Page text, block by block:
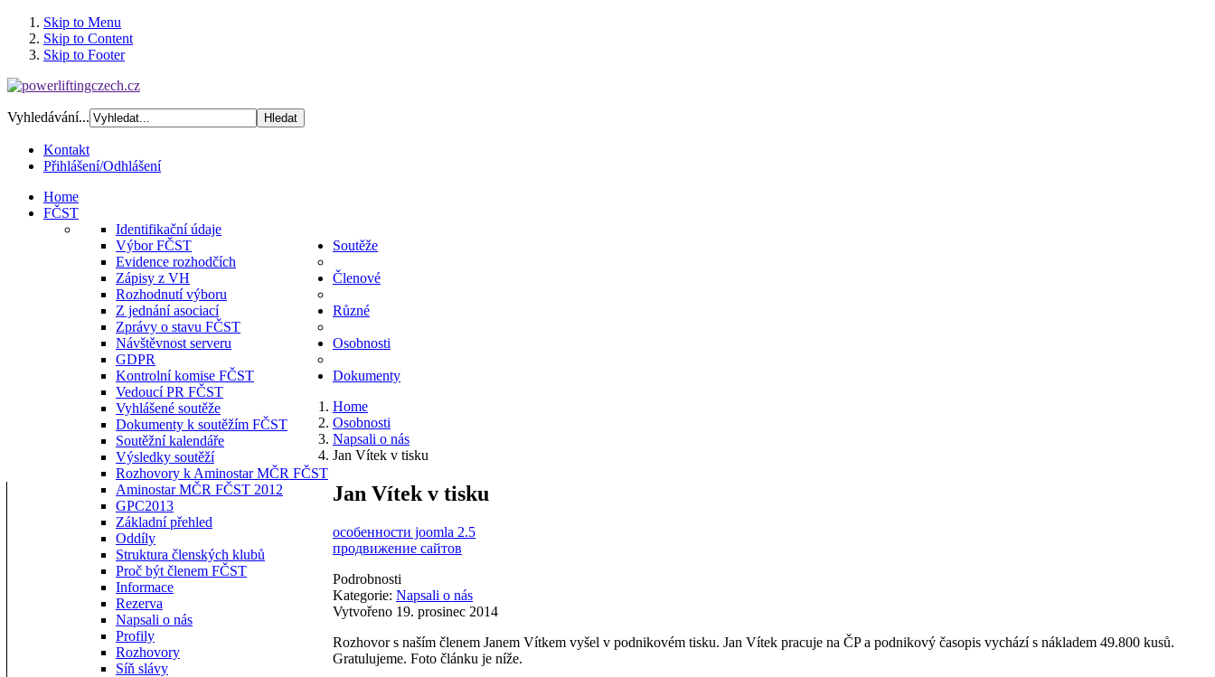
Skip to Menu
Skip to Content
Skip to Footer
Vyhledávání...
Kontakt
Přihlášení/Odhlášení
Home
FČST
Identifikační údaje
Výbor FČST
Evidence rozhodčích
Zápisy z VH
Rozhodnutí výboru
Z jednání asociací
Zprávy o stavu FČST
Návštěvnost serveru
GDPR
Kontrolní komise FČST
Vedoucí PR FČST
Soutěže
Vyhlášené soutěže
Dokumenty k soutěžím FČST
Soutěžní kalendáře
Výsledky soutěží
Rozhovory k Aminostar MČR FČST
Aminostar MČR FČST 2012
GPC2013
Členové
Základní přehled
Oddíly
Struktura členských klubů
Proč být členem FČST
Různé
Informace
Rezerva
Osobnosti
Napsali o nás
Profily
Rozhovory
Síň slávy
Dokumenty
Home
Osobnosti
Napsali o nás
Jan Vítek v tisku
Jan Vítek v tisku
особенности joomla 2.5
продвижение сайтов
Podrobnosti
Kategorie: Napsali o nás
Vytvořeno 19. prosinec 2014
Rozhovor s naším členem Janem Vítkem vyšel v podnikovém tisku. Jan Vítek pracuje na ČP a podnikový časopis vychází s nákladem 49.800 kusů.
Gratulujeme. Foto článku je níže.